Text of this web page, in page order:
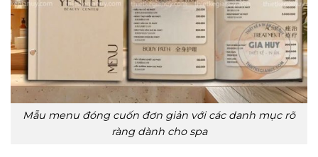
Mẫu menu đóng cuốn đơn giản với các danh mục rõ
ràng dành cho spa